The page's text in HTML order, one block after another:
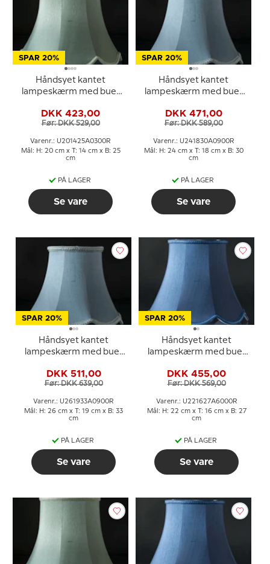
SPAR 20%
Håndsyet kantet
lampeskærm med buer
silke stof
DKK 423,00
Før: DKK 529,00
Varenr.: U201425A0300R
Mål: H: 20 cm x T: 14 cm x B: 25
cm
PÅ LAGER
Se vare
SPAR 20%
Håndsyet kantet
lampeskærm med buer
silke stof
DKK 471,00
Før: DKK 589,00
Varenr.: U241830A0900R
Mål: H: 24 cm x T: 18 cm x B: 30
cm
PÅ LAGER
Se vare
SPAR 20%
Håndsyet kantet
lampeskærm med buer
silke stof
DKK 511,00
Før: DKK 639,00
Varenr.: U261933A0900R
Mål: H: 26 cm x T: 19 cm x B: 33
cm
PÅ LAGER
Se vare
SPAR 20%
Håndsyet kantet
lampeskærm med buer
blå silke stof
DKK 455,00
Før: DKK 569,00
Varenr.: U221627A6000R
Mål: H: 22 cm x T: 16 cm x B: 27
cm
PÅ LAGER
Se vare